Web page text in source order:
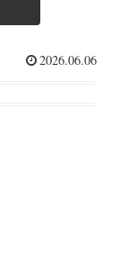
2026.06.06